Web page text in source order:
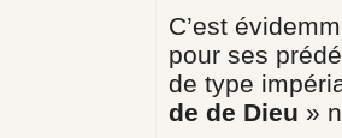
C’est
pour ses
de type
de de Dieu »